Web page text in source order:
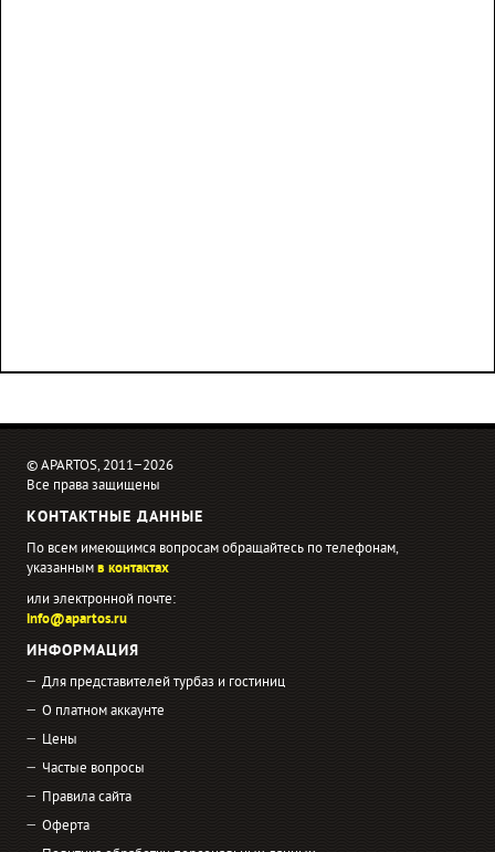
© APARTOS, 2011−2026
Все права защищены
КОНТАКТНЫЕ ДАННЫЕ
По всем имеющимся вопросам обращайтесь по телефонам,
указаннымв контактах
или электронной почте:
info@apartos.ru
ИНФОРМАЦИЯ
Для представителей турбаз и гостиниц
О платном аккаунте
Цены
Частые вопросы
Правила сайта
Оферта